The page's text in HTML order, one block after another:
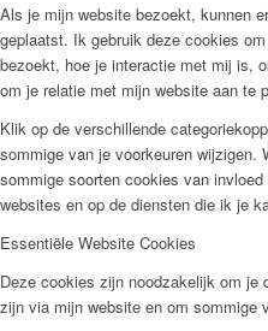
Als je mijn website bezoekt, kunnen
geplaatst. Ik gebruik deze cookies
bezoekt, hoe je interactie met mij is,
om je relatie met mijn website aan te
Klik op de verschillende
sommige van je voorkeuren
sommige soorten cookies van
websites en op de diensten die ik je
Essentiële Website Cookies
Deze cookies zijn noodzakelijk om je
zijn via mijn website en om sommige